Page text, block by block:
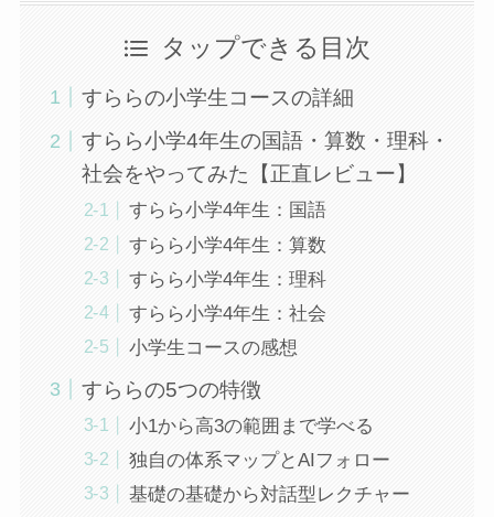
タップできる目次
すららの小学生コースの詳細
すらら小学4年生の国語・算数・理科・
社会をやってみた【正直レビュー】
すらら小学4年生：国語
すらら小学4年生：算数
すらら小学4年生：理科
すらら小学4年生：社会
小学生コースの感想
すららの5つの特徴
小1から高3の範囲まで学べる
独自の体系マップとAIフォロー
基礎の基礎から対話型レクチャー